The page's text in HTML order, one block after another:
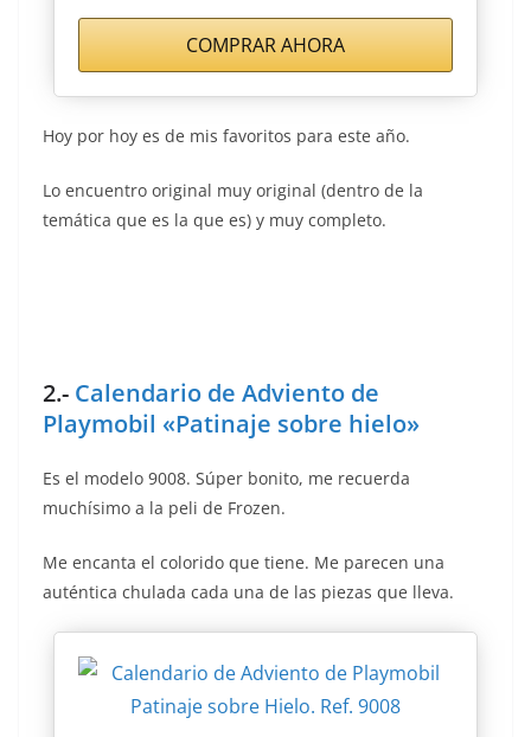
COMPRAR AHORA
Hoy por hoy es de mis favoritos para este año.
Lo encuentro original muy original (dentro de la
temática que es la que es) y muy completo.
2.- Calendario de Adviento de
Playmobil «Patinaje sobre hielo»
Es el modelo 9008. Súper bonito, me recuerda
muchísimo a la peli de Frozen.
Me encanta el colorido que tiene. Me parecen una
auténtica chulada cada una de las piezas que lleva.